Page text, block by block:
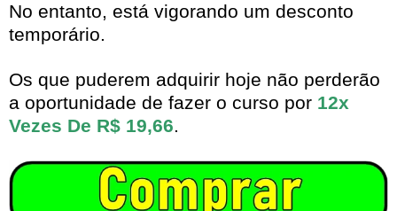
No entanto, está vigorando um desconto
temporário.
Os que puderem adquirir hoje não perderão
a oportunidade de fazer o curso por 12x
Vezes De R$ 19,66.